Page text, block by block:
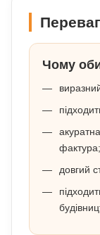
Чому
фактура;
довгий